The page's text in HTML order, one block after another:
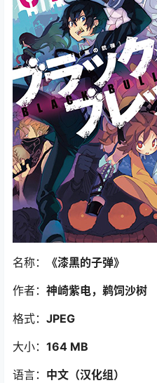
名称：
《漆黑的子弹》
作者： 神崎紫电，鹈饲沙树
格式： JPEG
大小： 164 MB
语言： 中文（汉化组）